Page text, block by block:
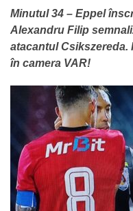
Minutul 34 – Eppel
Alexandru Filip
atacantul Csikszereda.
în camera VAR!